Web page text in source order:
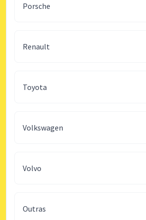
Porsche
Renault
Toyota
Volkswagen
Volvo
Outras